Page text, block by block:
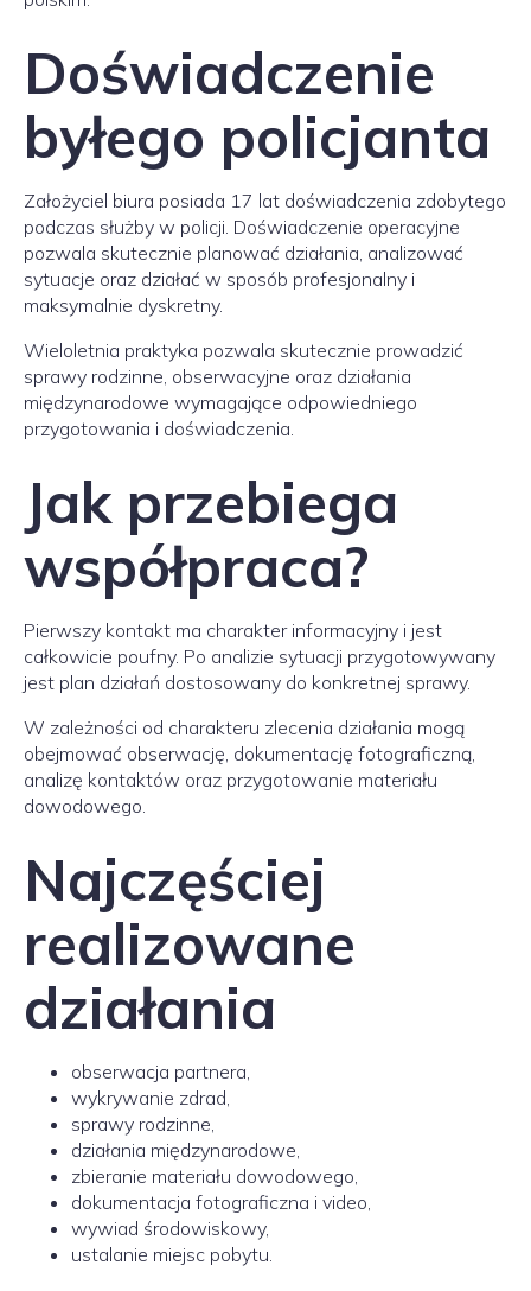
Doświadczenie
byłego policjanta
Założyciel biura posiada 17 lat doświadczenia zdobytego
podczas służby w policji. Doświadczenie operacyjne
pozwala skutecznie planować działania, analizować
sytuacje oraz działać w sposób profesjonalny i
maksymalnie dyskretny.
Wieloletnia praktyka pozwala skutecznie prowadzić
sprawy rodzinne, obserwacyjne oraz działania
międzynarodowe wymagające odpowiedniego
przygotowania i doświadczenia.
Jak przebiega
współpraca?
Pierwszy kontakt ma charakter informacyjny i jest
całkowicie poufny. Po analizie sytuacji przygotowywany
jest plan działań dostosowany do konkretnej sprawy.
W zależności od charakteru zlecenia działania mogą
obejmować obserwację, dokumentację fotograficzną,
analizę kontaktów oraz przygotowanie materiału
dowodowego.
Najczęściej
realizowane
działania
obserwacja partnera,
wykrywanie zdrad,
sprawy rodzinne,
działania międzynarodowe,
zbieranie materiału dowodowego,
dokumentacja fotograficzna i video,
wywiad środowiskowy,
ustalanie miejsc pobytu.